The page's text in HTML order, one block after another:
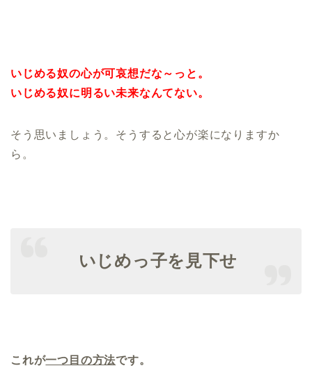
いじめる奴の心が可哀想だな～っと。
いじめる奴に明るい未来なんてない。
そう思いましょう。そうすると心が楽になりますか
ら。
いじめっ子を見下せ
これが一つ目の方法です。